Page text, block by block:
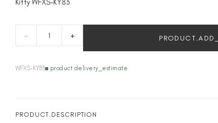
Kitty WFXS-KY83
- +
WFXS-KY83 product.delivery_estimate
PRODUCT.DESCRIPTION